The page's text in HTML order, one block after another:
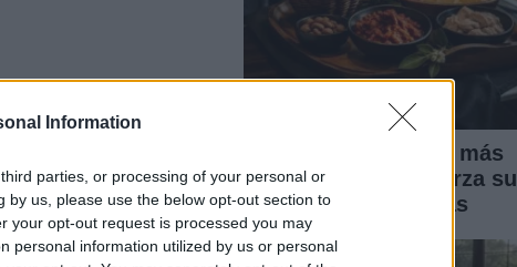
Information
parties, or processing of your personal or
us, please use the below opt-out section to
your opt-out request is processed you may
personal information utilized by us or personal
Productos locales y más
vuelos: Binter refuerza su
apuesta por Canarias